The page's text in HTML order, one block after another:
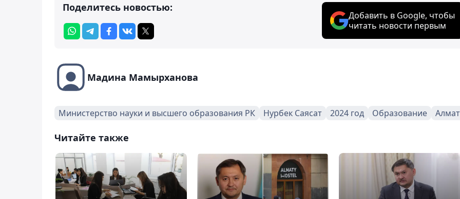
Поделитесь новостью:
Добавить в Google, чтобы
читать новости первым
Мадина Мамырханова
Министерство науки и высшего образования РК Нурбек Саясат 2024 год Образование
Читайте также